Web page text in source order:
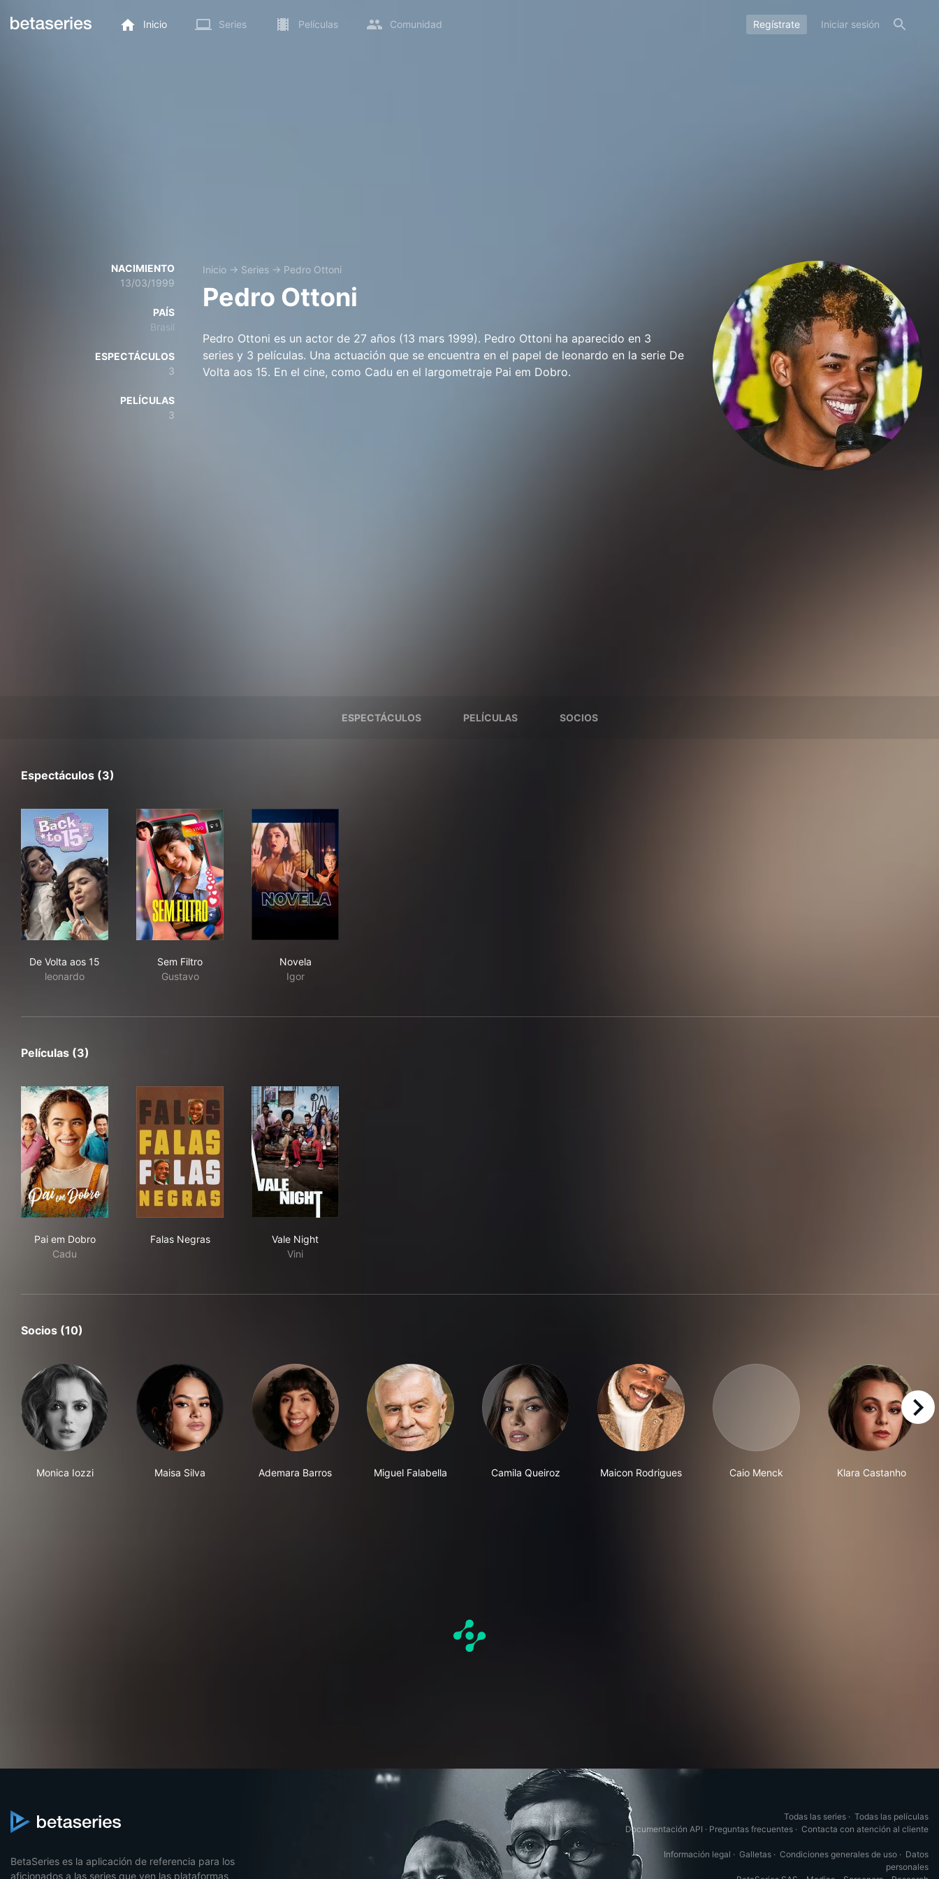
Inicio Series Películas Comunidad Regístrate Iniciar sesión
NACIMIENTO
13/03/1999
PAÍS
Brasil
ESPECTÁCULOS
3
PELÍCULAS
3
Inicio → Series → Pedro Ottoni
Pedro Ottoni
Pedro Ottoni es un actor de 27 años (13 mars 1999). Pedro Ottoni ha aparecido en 3
series y 3 películas. Una actuación que se encuentra en el papel de leonardo en la serie De
Volta aos 15. En el cine, como Cadu en el largometraje Pai em Dobro.
ESPECTÁCULOS PELÍCULAS SOCIOS
Espectáculos (3)
De Volta aos 15
leonardo
Sem Filtro
Gustavo
Novela
Igor
Películas (3)
Pai em Dobro
Cadu
Falas Negras
Vale Night
Vini
Socios (10)
Monica Iozzi Maisa Silva Ademara Barros Miguel Falabella Camila Queiroz Maicon Rodrigues Caio Menck Klara Castanho
right
BetaSeries es la aplicación de referencia para los
aficionados a las series que ven las plataformas
Todas las series · Todas las películas
Documentación API · Preguntas frecuentes · Contacta con atención al cliente
Información legal · Galletas · Condiciones generales de uso · Datos
personales